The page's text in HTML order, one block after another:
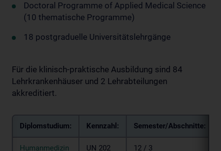
Doctoral Programme of Applied Medical Science
(10 thematische Programme)
18 postgraduelle Universitätslehrgänge
Für die klinisch-praktische Ausbildung sind 84
Lehrkrankenhäuser und 2 Lehrabteilungen
akkreditiert.
Diplomstudium: Kennzahl: Semester/Abschnitte:
Humanmedizin UN 202 12 / 3